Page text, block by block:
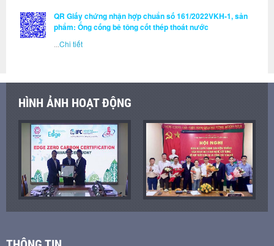
QR Giấy chứng nhận hợp chuẩn số 161/2022VKH-1, sản
phẩm: Ống cống bê tông cốt thép thoát nước
Chi tiết
HÌNH ẢNH HOẠT ĐỘNG